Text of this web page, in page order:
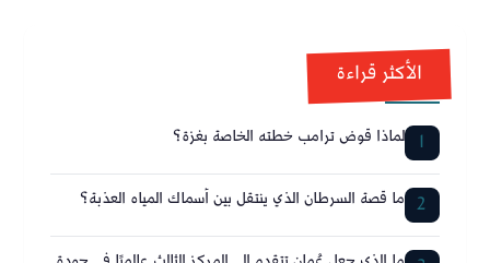
الأكثر قراءة
1 لماذا قوض ترامب خطته الخاصة بغزة؟
2 ما قصة السرطان الذي ينتقل بين أسماك المياه العذبة؟